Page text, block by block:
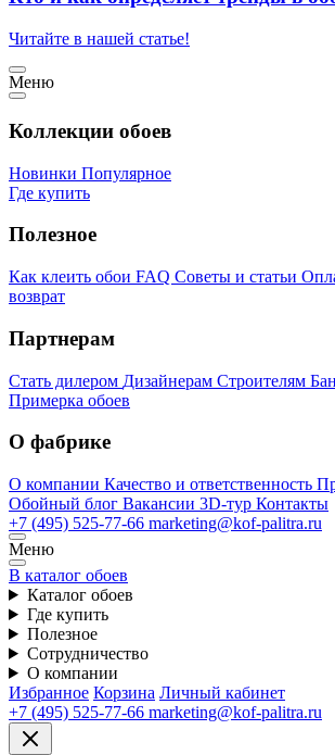
Читайте в нашей статье!
Меню
Коллекции обоев
Новинки Популярное
Где купить
Полезное
Как клеить обои FAQ Советы и статьи
возврат
Партнерам
Стать дилером Дизайнерам Строителям
Примерка обоев
О фабрике
О компании Качество и ответственность
Обойный блог Вакансии 3D-тур Контакты
+7 (495) 525-77-66 marketing@kof-palitra.ru
Меню
В каталог обоев
Каталог обоев
Где купить
Полезное
Сотрудничество
О компании
Избранное Корзина Личный кабинет
+7 (495) 525-77-66 marketing@kof-palitra.ru